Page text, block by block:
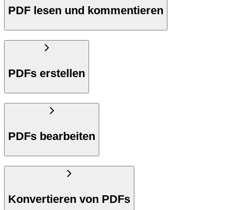
PDF lesen und kommentieren
PDFs erstellen
PDFs bearbeiten
Konvertieren von PDFs